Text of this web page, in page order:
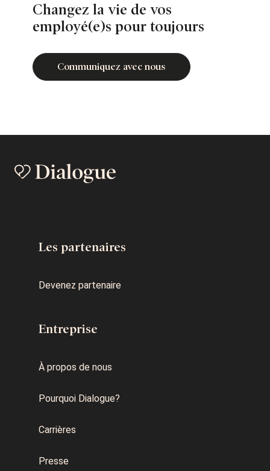
Changez la vie de vos
employé(e)s pour toujours
Communiquez avec nous
Les partenaires
Devenez partenaire
Entreprise
À propos de nous
Pourquoi Dialogue?
Carrières
Presse